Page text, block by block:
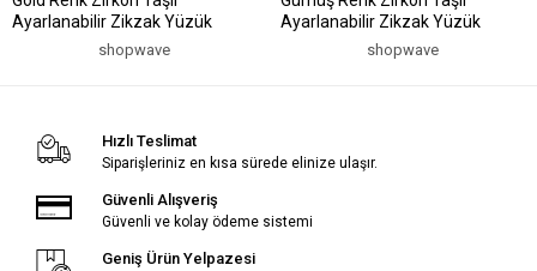
Ayarlanabilir Zikzak Yüzük
shopwave
Ayarlanabilir Zikzak Yüzük
shopwave
Hızlı Teslimat
Siparişleriniz en kısa sürede elinize ulaşır.
Güvenli Alışveriş
Güvenli ve kolay ödeme sistemi
Geniş Ürün Yelpazesi